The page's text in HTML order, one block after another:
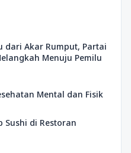
dari Akar Rumput, Partai
Menuju Pemilu
Mental dan Fisik
Sushi di Restoran